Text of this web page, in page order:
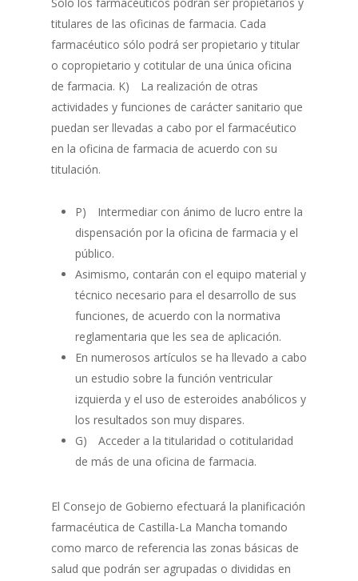
titulares de las oficinas de farmacia. Cada
farmacéutico sólo podrá ser propietario y titular
o copropietario y cotitular de una única oficina
de farmacia. K) La realización de otras
actividades y funciones de carácter sanitario que
puedan ser llevadas a cabo por el farmacéutico
en la oficina de farmacia de acuerdo con su
titulación.
P) Intermediar con ánimo de lucro entre la
dispensación por la oficina de farmacia y el
público.
Asimismo, contarán con el equipo material y
técnico necesario para el desarrollo de sus
funciones, de acuerdo con la normativa
reglamentaria que les sea de aplicación.
En numerosos artículos se ha llevado a cabo
un estudio sobre la función ventricular
izquierda y el uso de esteroides anabólicos y
los resultados son muy dispares.
G) Acceder a la titularidad o cotitularidad
de más de una oficina de farmacia.
El Consejo de Gobierno efectuará la planificación
farmacéutica de Castilla-La Mancha tomando
como marco de referencia las zonas básicas de
salud que podrán ser agrupadas o divididas en